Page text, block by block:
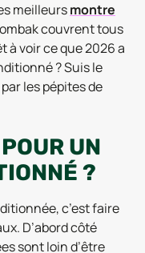
meilleursmontre
couvrent tous
à voir ce que 2026 a
? Suis le
les pépites de
UN
?
c’est faire
D’abord côté
sont loin d’être